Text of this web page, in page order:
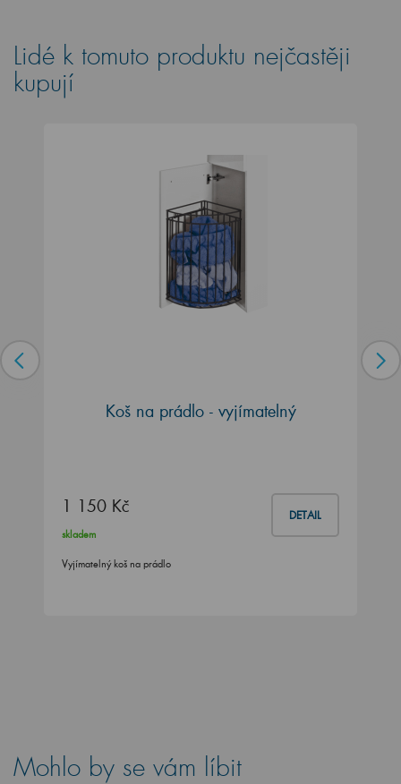
Lidé k tomuto produktu nejčastěji
kupují
Koš na prádlo - vyjímatelný
1 150 Kč DETAIL
skladem
Vyjímatelný koš na prádlo
Mohlo by se vám líbit